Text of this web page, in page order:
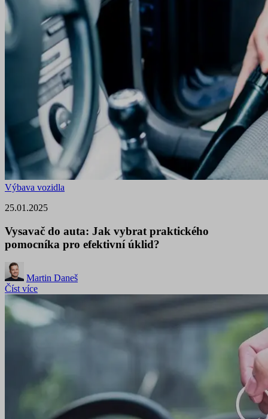
Výbava vozidla
25.01.2025
Vysavač do auta: Jak vybrat praktického
pomocníka pro efektivní úklid?
Martin Daneš
Číst více